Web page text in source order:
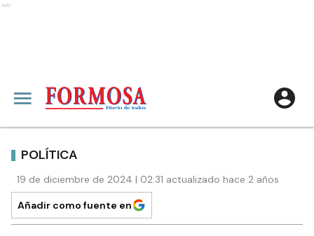
Ads
POLÍTICA
19 de diciembre de 2024 | 02:31 actualizado hace 2 años
Añadir como fuente en